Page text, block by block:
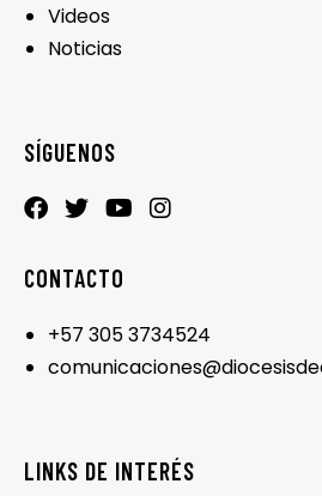
Videos
Noticias
SÍGUENOS
CONTACTO
+57 305 3734524
LINKS DE INTERÉS